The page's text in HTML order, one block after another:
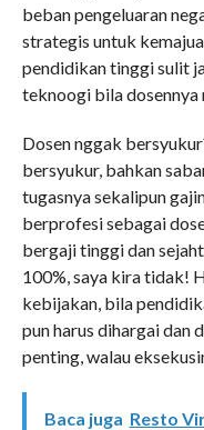
beban pengeluaran
strategis untuk
pendidikan tinggi sulit
teknoogi bila dosennya
Dosen nggak
bersyukur, bahkan
tugasnya sekalipun
berprofesi sebagai
bergaji tinggi dan
100%, saya kira tidak!
kebijakan, bila
pun harus dihargai dan
penting, walau
Baca juga Resto